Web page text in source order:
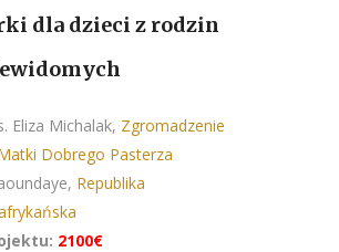
dla dzieci z rodzin
Eliza Michalak, Zgromadzenie
Dobrego Pasterza
Republika
2100€